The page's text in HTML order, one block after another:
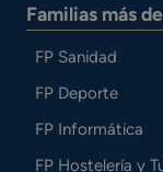
Familias más
FP Sanidad
FP Deporte
FP Informática
FP Hostelería y